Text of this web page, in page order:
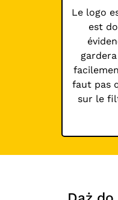
Le logo
est
faut pas
sur le